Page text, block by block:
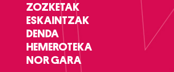
ZOZKETAK
ESKAINTZAK
DENDA
HEMEROTEKA
NOR GARA